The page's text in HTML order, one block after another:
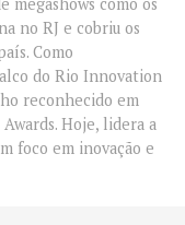
no RJ e cobriu os
Como
do Rio Innovation
reconhecido em
Hoje, lidera a
foco em inovação e